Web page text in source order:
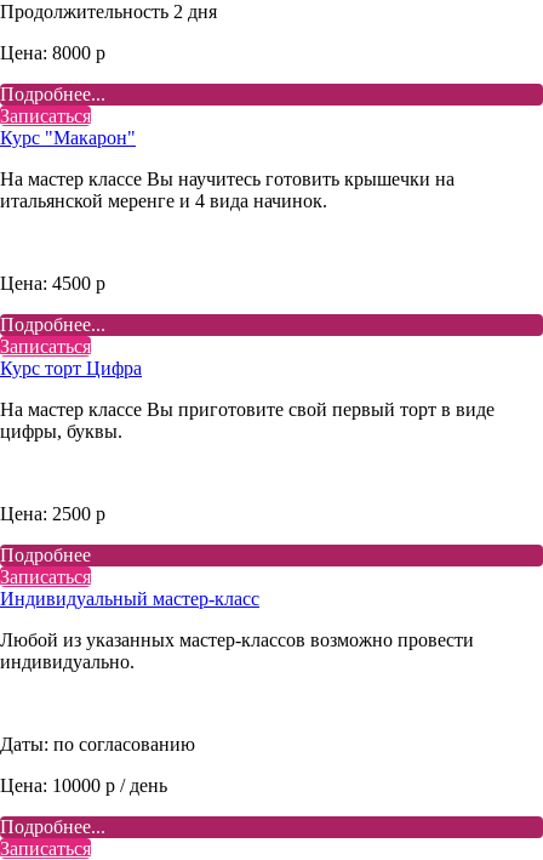
Продолжительность 2 дня
Цена: 8000 р
Подробнее...
Записаться
Курс "Макарон"
На мастер классе Вы научитесь готовить крышечки на
итальянской меренге и 4 вида начинок.
Цена: 4500 р
Подробнее...
Записаться
Курс торт Цифра
На мастер классе Вы приготовите свой первый торт в виде
цифры, буквы.
Цена: 2500 р
Подробнее
Записаться
Индивидуальный мастер-класс
Любой из указанных мастер-классов возможно провести
индивидуально.
Даты: по согласованию
Цена: 10000 р / день
Подробнее...
Записаться